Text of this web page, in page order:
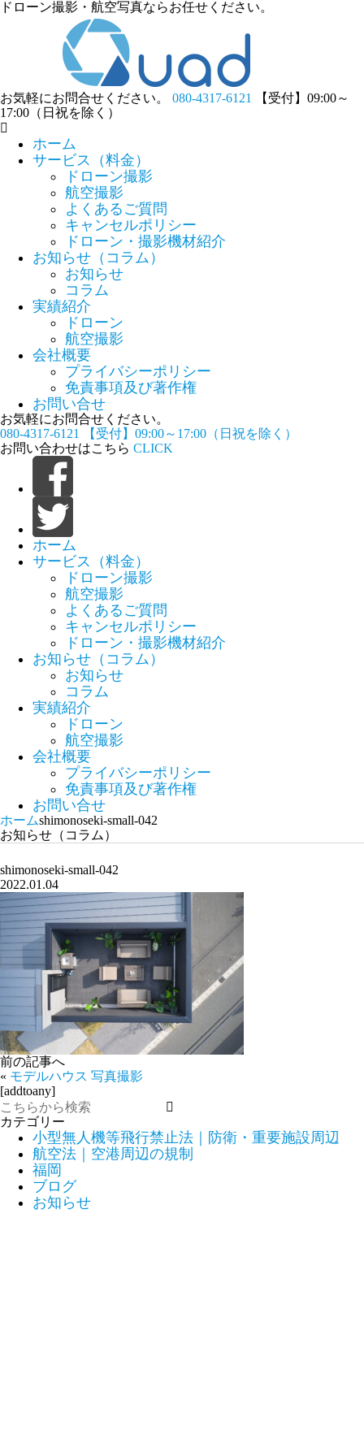
ドローン撮影・航空写真ならお任せください。
お気軽にお問合せください。 080-4317-6121
【受付】09:00～
17:00（日祝を除く）
ホーム
サービス（料金）
ドローン撮影
航空撮影
よくあるご質問
キャンセルポリシー
ドローン・撮影機材紹介
お知らせ（コラム）
お知らせ
コラム
実績紹介
ドローン
航空撮影
会社概要
プライバシーポリシー
免責事項及び著作権
お問い合せ
お気軽にお問合せください。
080-4317-6121
【受付】09:00～17:00（日祝を除く）
お問い合わせはこちら CLICK
ホーム
サービス（料金）
ドローン撮影
航空撮影
よくあるご質問
キャンセルポリシー
ドローン・撮影機材紹介
お知らせ（コラム）
お知らせ
コラム
実績紹介
ドローン
航空撮影
会社概要
プライバシーポリシー
免責事項及び著作権
お問い合せ
ホームshimonoseki-small-042
お知らせ（コラム）
shimonoseki-small-042
2022.01.04
前の記事へ
« モデルハウス 写真撮影
[addtoany]
カテゴリー
小型無人機等飛行禁止法｜防衛・重要施設周辺
航空法｜空港周辺の規制
福岡
ブログ
お知らせ